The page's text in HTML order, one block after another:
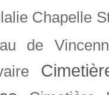
Chapelle
de